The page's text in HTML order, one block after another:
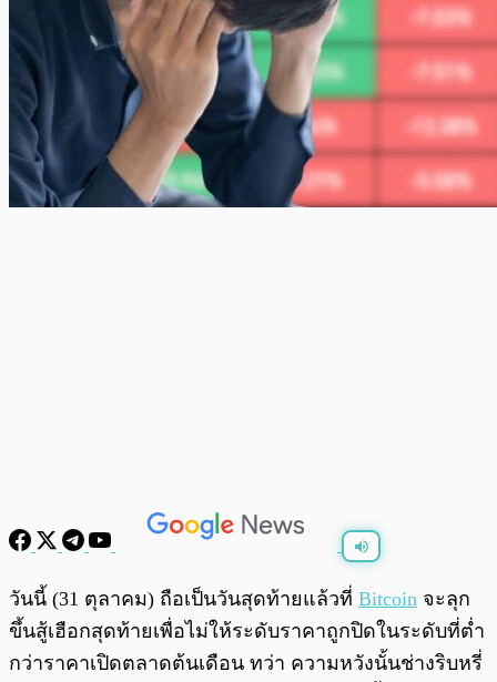
วันนี้ (31 ตุลาคม) ถือเป็นวันสุดท้ายแล้วที่ Bitcoin จะลุก
ขึ้นสู้เฮือกสุดท้ายเพื่อไม่ให้ระดับราคาถูกปิดในระดับที่ต่ำ
กว่าราคาเปิดตลาดต้นเดือน ทว่า ความหวังนั้นช่างริบหรี่